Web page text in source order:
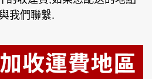
我們聯繫.